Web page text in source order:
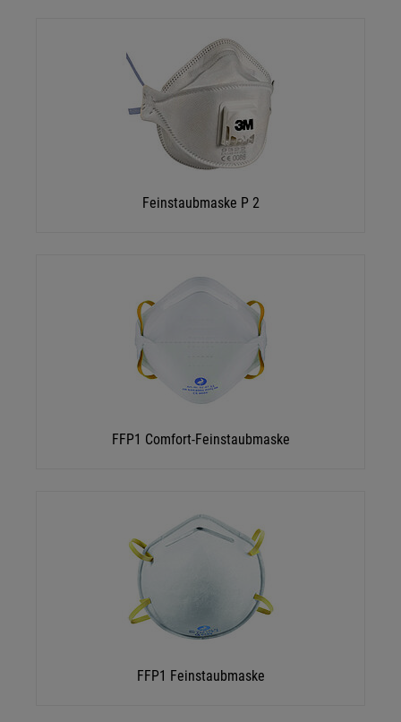
Feinstaubmaske P 2
FFP1 Comfort-Feinstaubmaske
FFP1 Feinstaubmaske